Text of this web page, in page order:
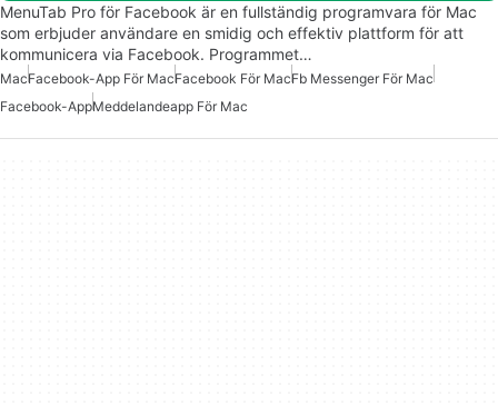
MenuTab Pro för Facebook är en fullständig programvara för Mac
som erbjuder användare en smidig och effektiv plattform för att
kommunicera via Facebook. Programmet…
MacFacebook-App För MacFacebook För MacFb Messenger För Mac
Facebook-AppMeddelandeapp För Mac